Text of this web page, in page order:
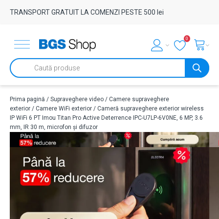
TRANSPORT GRATUIT LA COMENZI PESTE 500 lei
0
Products
search
Prima pagină / Supraveghere video / Camere supraveghere
exterior / Camere WiFi exterior / Cameră supraveghere exterior wireless
IP WiFi 6 PT Imou Titan Pro Active Deterrence IPC-U7LP-6V0NE, 6 MP, 3.6
mm, IR 30 m, microfon și difuzor